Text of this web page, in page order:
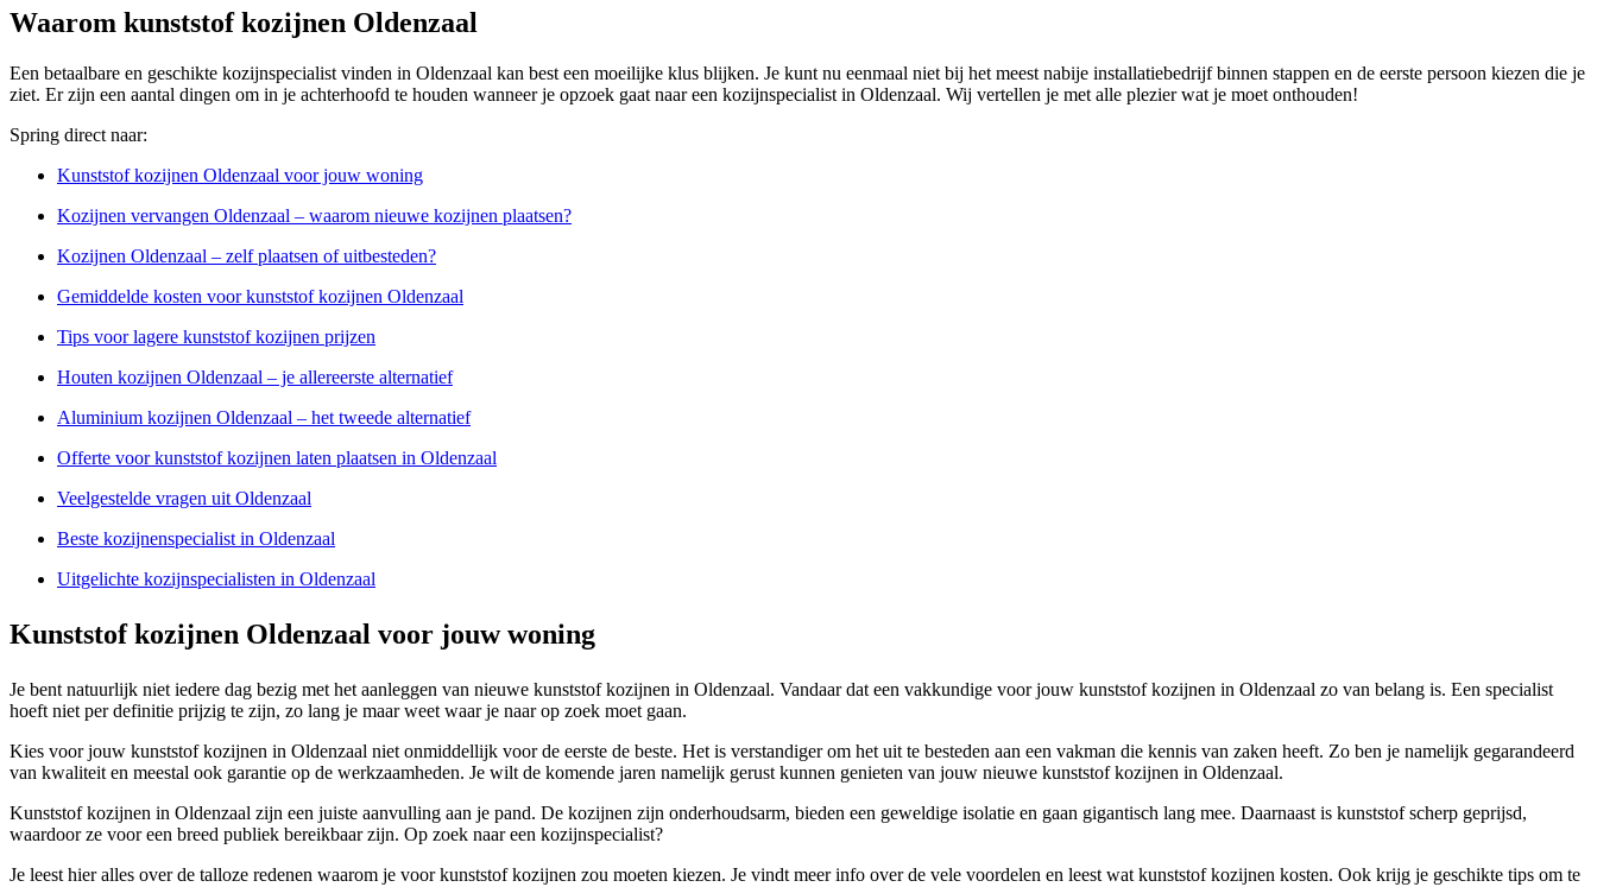
Waarom kunststof kozijnen Oldenzaal
Een betaalbare en geschikte kozijnspecialist vinden in Oldenzaal kan best een moeilijke klus blijken. Je kunt nu eenmaal niet bij het meest nabije installatiebedrijf binnen stappen en de eerste persoon kiezen die je
ziet. Er zijn een aantal dingen om in je achterhoofd te houden wanneer je opzoek gaat naar een kozijnspecialist in Oldenzaal. Wij vertellen je met alle plezier wat je moet onthouden!
Spring direct naar:
Kunststof kozijnen Oldenzaal voor jouw woning
Kozijnen vervangen Oldenzaal – waarom nieuwe kozijnen plaatsen?
Kozijnen Oldenzaal – zelf plaatsen of uitbesteden?
Gemiddelde kosten voor kunststof kozijnen Oldenzaal
Tips voor lagere kunststof kozijnen prijzen
Houten kozijnen Oldenzaal – je allereerste alternatief
Aluminium kozijnen Oldenzaal – het tweede alternatief
Offerte voor kunststof kozijnen laten plaatsen in Oldenzaal
Veelgestelde vragen uit Oldenzaal
Beste kozijnenspecialist in Oldenzaal
Uitgelichte kozijnspecialisten in Oldenzaal
Kunststof kozijnen Oldenzaal voor jouw woning
Je bent natuurlijk niet iedere dag bezig met het aanleggen van nieuwe kunststof kozijnen in Oldenzaal. Vandaar dat een vakkundige voor jouw kunststof kozijnen in Oldenzaal zo van belang is. Een specialist
hoeft niet per definitie prijzig te zijn, zo lang je maar weet waar je naar op zoek moet gaan.
Kies voor jouw kunststof kozijnen in Oldenzaal niet onmiddellijk voor de eerste de beste. Het is verstandiger om het uit te besteden aan een vakman die kennis van zaken heeft. Zo ben je namelijk gegarandeerd
van kwaliteit en meestal ook garantie op de werkzaamheden. Je wilt de komende jaren namelijk gerust kunnen genieten van jouw nieuwe kunststof kozijnen in Oldenzaal.
Kunststof kozijnen in Oldenzaal zijn een juiste aanvulling aan je pand. De kozijnen zijn onderhoudsarm, bieden een geweldige isolatie en gaan gigantisch lang mee. Daarnaast is kunststof scherp geprijsd,
waardoor ze voor een breed publiek bereikbaar zijn. Op zoek naar een kozijnspecialist?
Je leest hier alles over de talloze redenen waarom je voor kunststof kozijnen zou moeten kiezen. Je vindt meer info over de vele voordelen en leest wat kunststof kozijnen kosten. Ook krijg je geschikte tips om te